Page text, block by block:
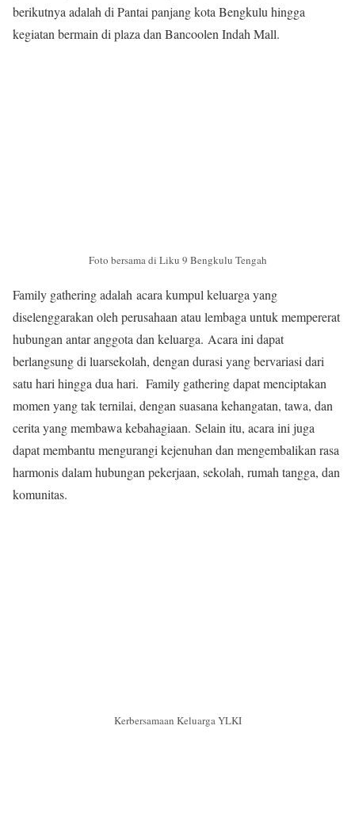
berikutnya adalah di Pantai panjang kota Bengkulu hingga
kegiatan bermain di plaza dan Bancoolen Indah Mall.
Foto bersama di Liku 9 Bengkulu Tengah
Family gathering adalah acara kumpul keluarga yang
diselenggarakan oleh perusahaan atau lembaga untuk mempererat
hubungan antar anggota dan keluarga. Acara ini dapat
berlangsung di luarsekolah, dengan durasi yang bervariasi dari
satu hari hingga dua hari. Family gathering dapat menciptakan
momen yang tak ternilai, dengan suasana kehangatan, tawa, dan
cerita yang membawa kebahagiaan. Selain itu, acara ini juga
dapat membantu mengurangi kejenuhan dan mengembalikan rasa
harmonis dalam hubungan pekerjaan, sekolah, rumah tangga, dan
komunitas.
Kerbersamaan Keluarga YLKI